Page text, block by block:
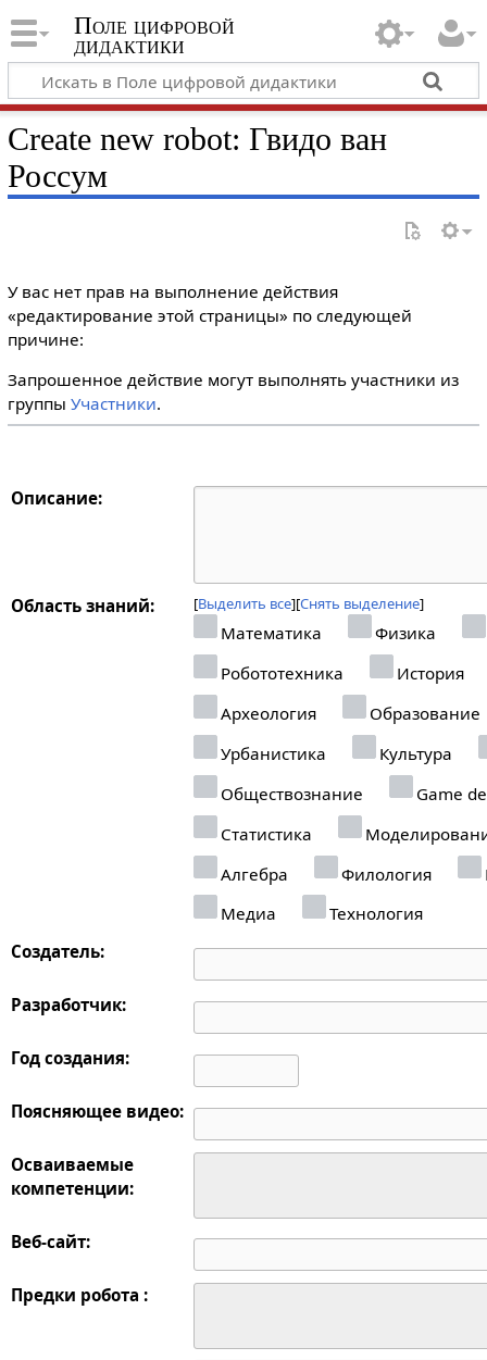
Поле цифровой
дидактики
Create new robot: Гвидо ван
Россум
У вас нет прав на выполнение действия
«редактирование этой страницы» по следующей
причине:
Запрошенное действие могут выполнять участники из
группы Участники.
Описание:
Область знаний: Выделить все Снять выделение
Математика Физика
Робототехника
История
Археология
Образование
Урбанистика
Культура
Обществознание
Game
Статистика
Алгебра
Филология
Медиа
Технология
Создатель:
Разработчик:
Год создания:
Поясняющее видео:
Осваиваемые
компетенции:
Веб-сайт:
Предки робота :